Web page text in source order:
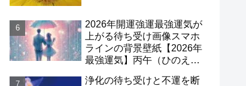
2026年開運強運最強運気が
上がる待ち受け画像スマホ
ラインの背景壁紙【2026年
最強運気】丙午（ひのえう
浄化の待ち受けと不運を断